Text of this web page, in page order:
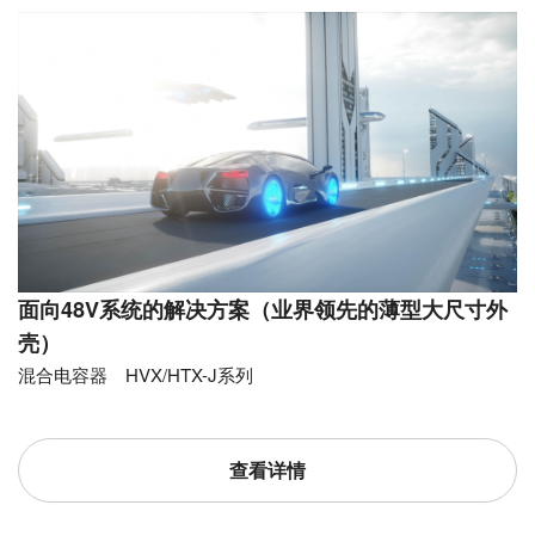
面向48V系统的解决方案（业界领先的薄型大尺寸外
壳）
混合电容器 HVX/HTX-J系列
查看详情